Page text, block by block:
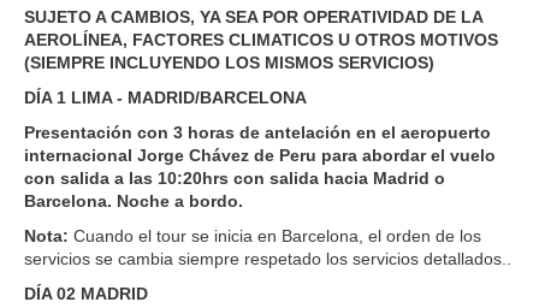
SUJETO A CAMBIOS, YA SEA POR OPERATIVIDAD DE LA
AEROLÍNEA, FACTORES CLIMATICOS U OTROS MOTIVOS
(SIEMPRE INCLUYENDO LOS MISMOS SERVICIOS)
DÍA 1 LIMA - MADRID/BARCELONA
Presentación con 3 horas de antelación en el aeropuerto
internacional Jorge Chávez de Peru para abordar el vuelo
con salida a las 10:20hrs con salida hacia Madrid o
Barcelona. Noche a bordo.
Nota: Cuando el tour se inicia en Barcelona, el orden de los
servicios se cambia siempre respetado los servicios detallados..
DÍA 02 MADRID